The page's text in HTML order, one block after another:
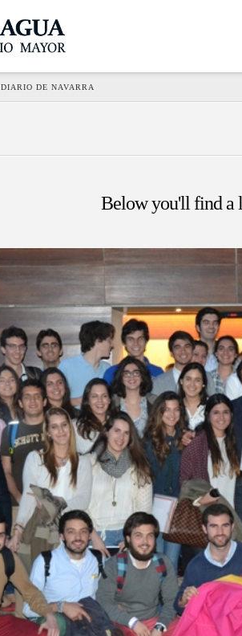
DIARIO DE NAVARRA
Below you'll find a